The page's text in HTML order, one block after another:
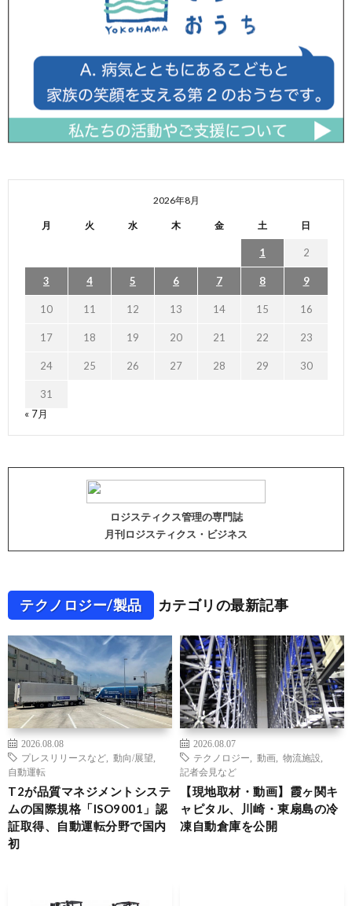
2026年8月
月 火 水 木 金 土 日
1 2
3 4 5 6 7 8 9
10 11 12 13 14 15 16
17 18 19 20 21 22 23
24 25 26 27 28 29 30
31
« 7月
ロジスティクス管理の専門誌
月刊ロジスティクス・ビジネス
テクノロジー/製品 カテゴリの最新記事
2026.08.08
プレスリリースなど
動向/展望
自動運転
T2が品質マネジメントシステ
ムの国際規格「ISO9001」認
証取得、自動運転分野で国内
初
2026.08.07
テクノロジー
動画 物流施設
記者会見など
【現地取材・動画】霞ヶ関キ
ャピタル、川崎・東扇島の冷
凍自動倉庫を公開